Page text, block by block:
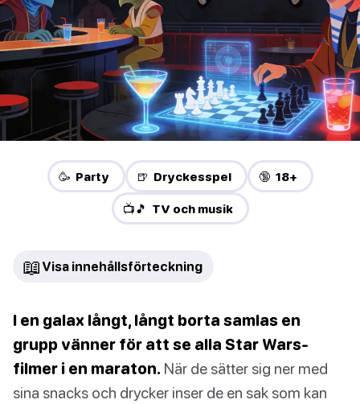
🥳 Party 🍺 Dryckesspel 🔞 18+
📺🎵 TV och musik
📖 Visa innehållsförteckning
I en galax långt, långt borta samlas en
grupp vänner för att se alla Star Wars-
filmer i en maraton. När de sätter sig ner med
sina snacks och drycker inser de en sak som kan